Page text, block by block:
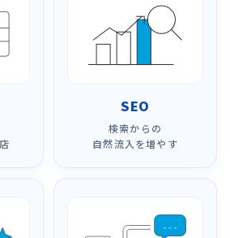
SEO
検索からの
自然流入を増やす